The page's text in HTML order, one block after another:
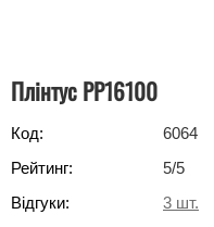
Плінтус РР16100
Код:
6064
Рейтинг:
5/5
Відгуки:
3 шт.